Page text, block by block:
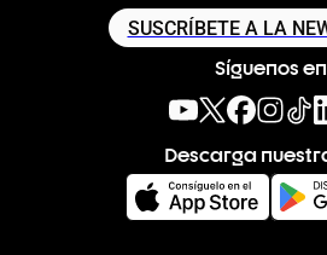
SUSCRÍBETE A LA
Síguenos en
Descarga